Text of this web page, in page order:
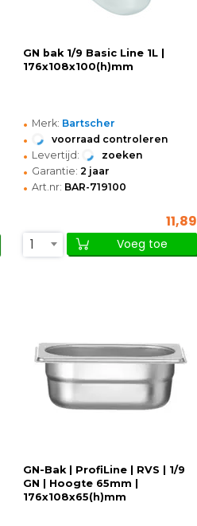
GN bak 1/9 Basic Line 1L |
176x108x100(h)mm
• Merk: Bartscher
• voorraad controleren
• Levertijd: zoeken
• Garantie: 2 jaar
• Art.nr: BAR-719100
11,89
1
Voeg toe
GN-Bak | ProfiLine | RVS | 1/9
GN | Hoogte 65mm |
176x108x65(h)mm